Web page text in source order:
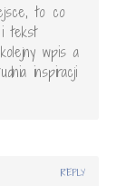
to co
tekst
wpis a
inspiracji
REPLY